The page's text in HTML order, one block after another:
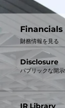
Financials
財務情報を見る
Disclosure
パブリックな開
IR Library